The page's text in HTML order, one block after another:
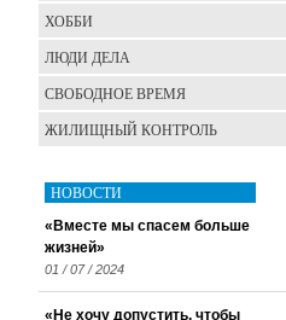
ХОББИ
ЛЮДИ ДЕЛА
СВОБОДНОЕ ВРЕМЯ
ЖИЛИЩНЫЙ КОНТРОЛЬ
НОВОСТИ
«Вместе мы спасем больше
жизней»
01 / 07 / 2024
«Не хочу допустить, чтобы